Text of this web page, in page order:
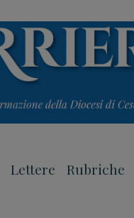
Lettere Rubriche